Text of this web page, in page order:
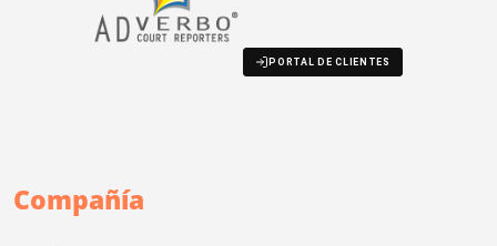
PORTAL DE CLIENTES
Compañía